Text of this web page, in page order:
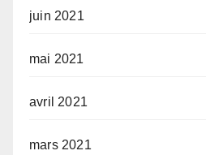
juin 2021
mai 2021
avril 2021
mars 2021